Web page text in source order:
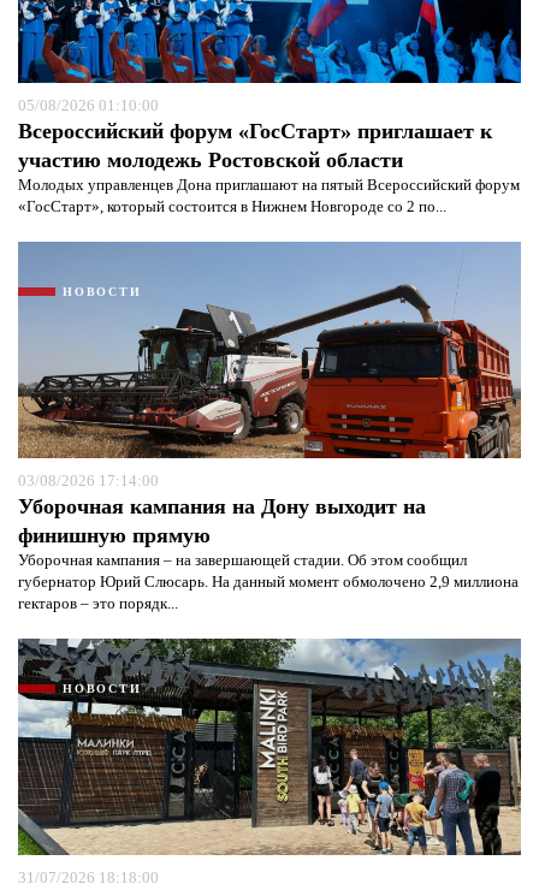
05/08/2026 01:10:00
Всероссийский форум «ГосСтарт» приглашает к
участию молодежь Ростовской области
Молодых управленцев Дона приглашают на пятый Всероссийский форум
«ГосСтарт», который состоится в Нижнем Новгороде со 2 по...
НОВОСТИ
03/08/2026 17:14:00
Уборочная кампания на Дону выходит на
финишную прямую
Уборочная кампания – на завершающей стадии. Об этом сообщил
губернатор Юрий Слюсарь. На данный момент обмолочено 2,9 миллиона
гектаров – это порядк...
НОВОСТИ
31/07/2026 18:18:00
защиты информации*
Я согласен с
политикой конфиденциальности и
защиты информации*